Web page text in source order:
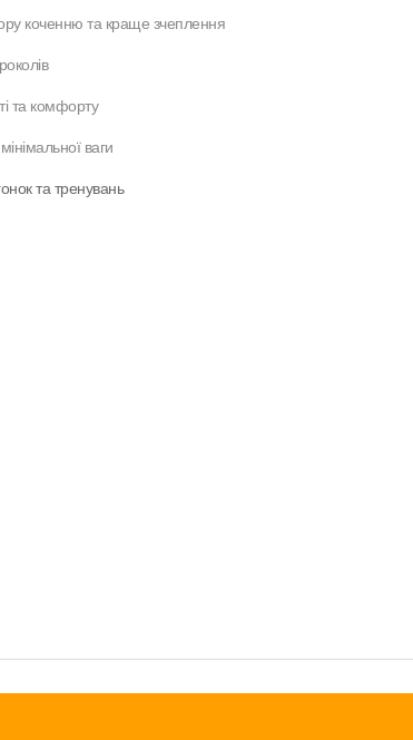
коченню та краще зчеплення
та комфорту
ваги
та тренувань